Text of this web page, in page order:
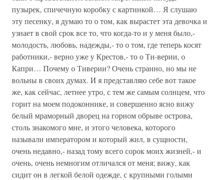
пузырек, спичечную коробку с картинкой… Я слушаю
эту песенку, я думаю то о том, как вырастет эта девочка и
узнает в свой срок все то, что когда-то и у меня было,-
молодость, любовь, надежды,- то о том, где теперь косят
работники,- верно уже у Крестов,- то о Ти-верии, о
Капри… Почему о Тиверии? Очень странно, но мы не
вольны в своих думах. И я представляю себе вот такое
же, как сейчас, летнее утро, с тем же самым солнцем, что
горит на моем подоконнике, и совершенно ясно вижу
белый мраморный дворец на горном обрыве острова,
столь знакомого мне, и этого человека, которого
называли императором и который жил, в сущности,
очень недавно,- назад тому всего сорок моих жизней,- и
очень, очень немногим отличался от меня; вижу, как
сидит он в легкой белой одежде, с крупными голыми